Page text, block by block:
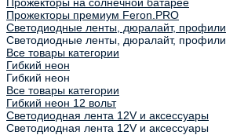
Прожекторы на солнечной батарее
Прожекторы премиум Feron.PRO
Светодиодные ленты, дюралайт, профили
Светодиодные ленты, дюралайт, профили
Все товары категории
Гибкий неон
Гибкий неон
Все товары категории
Гибкий неон 12 вольт
Светодиодная лента 12V и аксессуары
Светодиодная лента 12V и аксессуары